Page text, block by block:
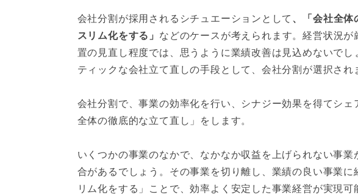
会社分割が採用されるシチュエーションとして 、「会社全体
スリム化をする」 などのケースが考えられます。経営状況
置の見直し程度では、思うように業績改善は見込めないで
ティックな会社立て直しの手段として、会社分割が選択され
会社分割で、事業の効率化を行い、シナジー効果を得てシ
全体の徹底的な立て直し」をします。
いくつかの事業のなかで、なかなか収益を上げられない事
合があるでしょう。その事業を切り離し、業績の良い事業
リム化をする」ことで、効率よく安定した事業経営が実現可